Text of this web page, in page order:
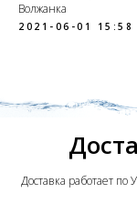
Волжанка
2021-06-01 15:58
Доставка работает